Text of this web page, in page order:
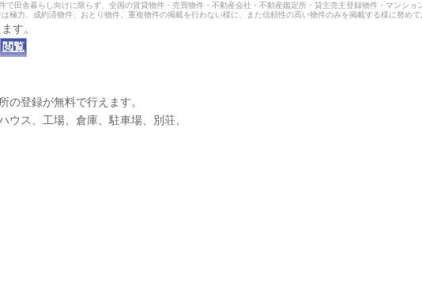
舎暮らし向けに限らず、全国の賃貸物件・売買物件・不動産会社・不動産鑑定所・貸主売主登録物件・マンショ
力、成約済物件、おとり物件、重複物件の掲載を行わない様に、また信頼性の高い物件のみを掲載する様に努めて
す。
閲覧
登録が無料で行えます。
ス、工場、倉庫、駐車場、別荘、